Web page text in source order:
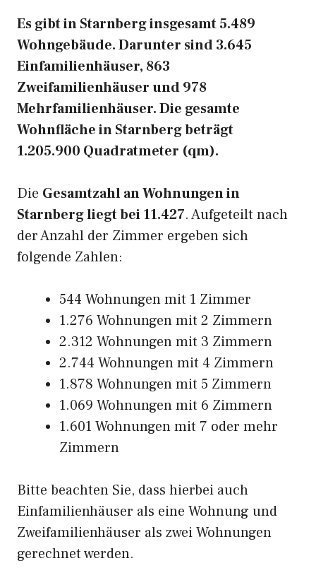
Es gibt in Starnberg insgesamt 5.489
Wohngebäude. Darunter sind 3.645
Einfamilienhäuser, 863
Zweifamilienhäuser und 978
Mehrfamilienhäuser. Die gesamte
Wohnfläche in Starnberg beträgt
1.205.900 Quadratmeter (qm).
Die Gesamtzahl an Wohnungen in
Starnberg liegt bei 11.427. Aufgeteilt nach
der Anzahl der Zimmer ergeben sich
folgende Zahlen:
544 Wohnungen mit 1 Zimmer
1.276 Wohnungen mit 2 Zimmern
2.312 Wohnungen mit 3 Zimmern
2.744 Wohnungen mit 4 Zimmern
1.878 Wohnungen mit 5 Zimmern
1.069 Wohnungen mit 6 Zimmern
1.601 Wohnungen mit 7 oder mehr
Zimmern
Bitte beachten Sie, dass hierbei auch
Einfamilienhäuser als eine Wohnung und
Zweifamilienhäuser als zwei Wohnungen
gerechnet werden.